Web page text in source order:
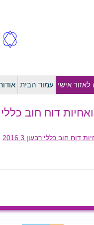
לאזור אישי עמוד הבית
דוח חוב כללי
דוח חוב כללי רבעון 3 2016